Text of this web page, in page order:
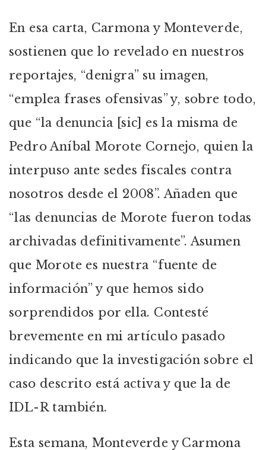
En esa carta, Carmona y Monteverde,
sostienen que lo revelado en nuestros
reportajes, “denigra” su imagen,
“emplea frases ofensivas” y, sobre todo,
que “la denuncia [sic] es la misma de
Pedro Aníbal Morote Cornejo, quien la
interpuso ante sedes fiscales contra
nosotros desde el 2008”. Añaden que
“las denuncias de Morote fueron todas
archivadas definitivamente”. Asumen
que Morote es nuestra “fuente de
información” y que hemos sido
sorprendidos por ella. Contesté
brevemente en mi artículo pasado
indicando que la investigación sobre el
caso descrito está activa y que la de
IDL-R también.
Esta semana, Monteverde y Carmona